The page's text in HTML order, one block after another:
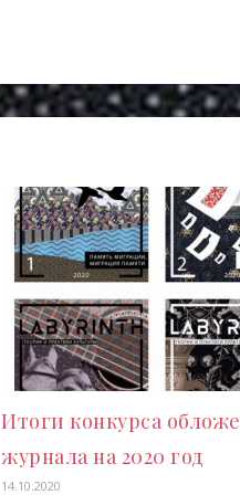
Итоги конкурса
журнала на 2020 год
14.10.2020